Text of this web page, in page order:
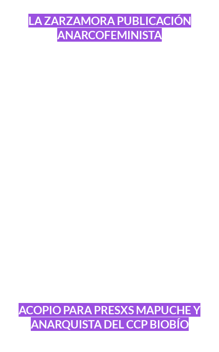
LA ZARZAMORA PUBLICACIÓN
ANARCOFEMINISTA
ACOPIO PARA PRESXS MAPUCHE Y
ANARQUISTA DEL CCP BIOBÍO